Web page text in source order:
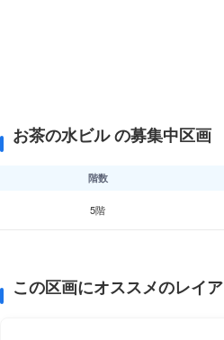
お茶の水ビル の募集中区画
階数
5階
この区画にオススメのレイ